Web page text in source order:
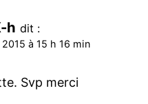
h dit :
à 15 h 16 min
Svp merci